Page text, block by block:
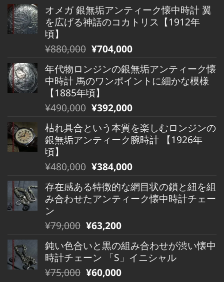
オメガ 銀無垢アンティーク懐中時計 翼
を広げる神話のコカトリス【1912年
頃】
元
価
格
は
¥880,000
で
し
た。
¥880,000 現
の
価
格
は
¥880,000
で
す。
¥704,000
年代物ロンジンの銀無垢アンティーク懐
中時計 馬のワンポイントに細かな模様
【1885年頃】
元
価
格
は
¥490,000
で
し
た。
¥490,000 現
の
価
は
¥490,000
で
す。
¥392,000
枯れ具合という本質を楽しむロンジンの
銀無垢アンティーク腕時計 【1926年
頃】
元
価
格
は
¥480,000
で
し
た。
¥480,000 現
の
価
は
¥480,000
で
す。
¥384,000
存在感ある特徴的な網目状の鎖と紐を組
み合わせたアンティーク懐中時計チェー
ン
元
価
格
は
¥79,000 現
の
価
格
¥63,200
鈍い色合いと黒の組み合わせが渋い懐中
時計チェーン 「S」イニシャル
元
¥75,000 現
¥60,000